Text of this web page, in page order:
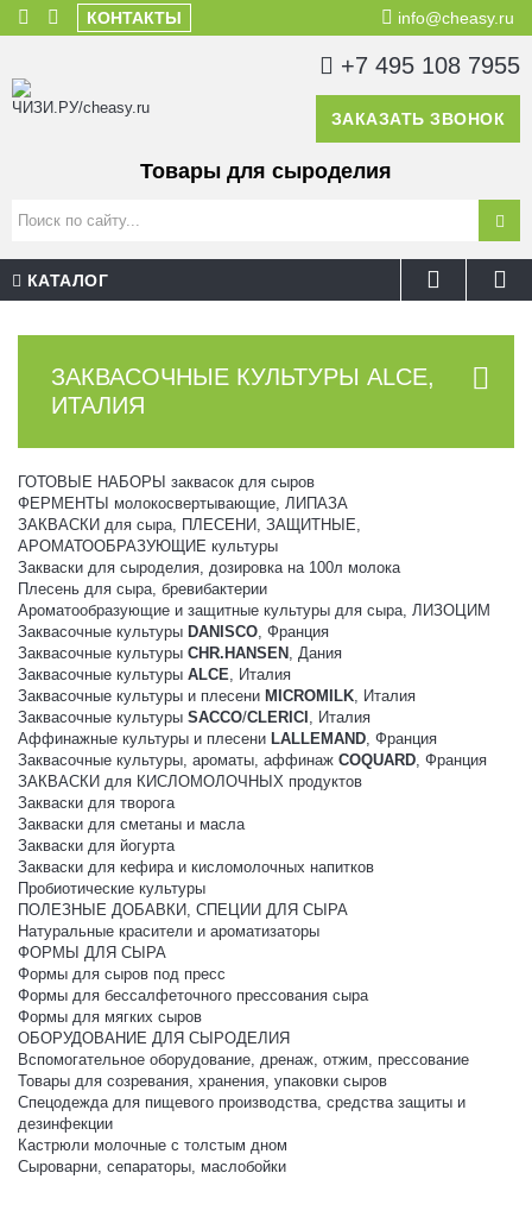
КОНТАКТЫ info@cheasy.ru
+7 495 108 7955
ЗАКАЗАТЬ ЗВОНОК
Товары для сыроделия
КАТАЛОГ
ЗАКВАСОЧНЫЕ КУЛЬТУРЫ ALCE,
ИТАЛИЯ
ГОТОВЫЕ НАБОРЫ заквасок для сыров
ФЕРМЕНТЫ молокосвертывающие, ЛИПАЗА
ЗАКВАСКИ для сыра, ПЛЕСЕНИ, ЗАЩИТНЫЕ,
АРОМАТООБРАЗУЮЩИЕ культуры
Закваски для сыроделия, дозировка на 100л молока
Плесень для сыра, бревибактерии
Ароматообразующие и защитные культуры для сыра, ЛИЗОЦИМ
Заквасочные культуры DANISCO, Франция
Заквасочные культуры CHR.HANSEN , Дания
Заквасочные культуры ALCE, Италия
Заквасочные культуры и плесени MICROMILK, Италия
Заквасочные культуры SACCO/CLERICI , Италия
Аффинажные культуры и плесени LALLEMAND, Франция
Заквасочные культуры, ароматы, аффинаж COQUARD, Франция
ЗАКВАСКИ для КИСЛОМОЛОЧНЫХ продуктов
Закваски для творога
Закваски для сметаны и масла
Закваски для йогурта
Закваски для кефира и кисломолочных напитков
Пробиотические культуры
ПОЛЕЗНЫЕ ДОБАВКИ, СПЕЦИИ ДЛЯ СЫРА
Натуральные красители и ароматизаторы
ФОРМЫ ДЛЯ СЫРА
Формы для сыров под пресс
Формы для бессалфеточного прессования сыра
Формы для мягких сыров
ОБОРУДОВАНИЕ ДЛЯ СЫРОДЕЛИЯ
Вспомогательное оборудование, дренаж, отжим, прессование
Товары для созревания, хранения, упаковки сыров
Спецодежда для пищевого производства, средства защиты и
дезинфекции
Кастрюли молочные с толстым дном
Сыроварни, сепараторы, маслобойки